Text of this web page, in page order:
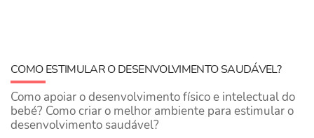
COMO ESTIMULAR O DESENVOLVIMENTO SAUDÁVEL?
Como apoiar o desenvolvimento físico e intelectual do
bebé? Como criar o melhor ambiente para estimular o
desenvolvimento saudável?